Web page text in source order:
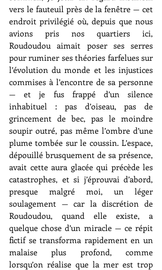
vers le fauteuil près de la fenêtre — cet
endroit privilégié où, depuis que nous
avions pris nos quartiers ici,
Roudoudou aimait poser ses serres
pour ruminer ses théories farfelues sur
l’évolution du monde et les injustices
commises à l’encontre de sa personne
— et je fus frappé d’un silence
inhabituel : pas d’oiseau, pas de
grincement de bec, pas le moindre
soupir outré, pas même l’ombre d’une
plume tombée sur le coussin. L’espace,
dépouillé brusquement de sa présence,
avait cette aura glacée qui précède les
catastrophes, et si j’éprouvai d’abord,
presque malgré moi, un léger
soulagement — car la discrétion de
Roudoudou, quand elle existe, a
quelque chose d’un miracle — ce répit
fictif se transforma rapidement en un
malaise plus profond, comme
lorsqu’on réalise que la mer est trop